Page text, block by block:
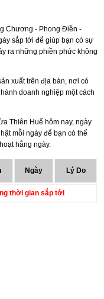
Chương - Phong Điền -
sắp tới để giúp bạn có sự
ra những phiền phức không
xuất trên địa bàn, nơi có
doanh nghiệp một cách
Thiên Huế hôm nay, ngày
mỗi ngày để bạn có thể
hằng ngày.
Ngày Lý Do
thời gian sắp tới